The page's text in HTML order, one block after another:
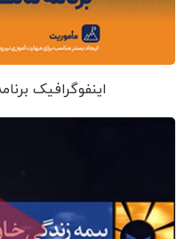
اینفوگرافیک